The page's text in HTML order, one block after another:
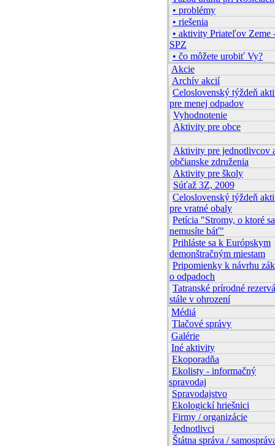
• problémy
• riešenia
• aktivity Priateľov Zeme
SPZ
• čo môžete urobiť Vy?
Akcie
Archív akcií
Celoslovenský týždeň
pre menej odpadov
Vyhodnotenie
Aktivity pre obce
Aktivity pre jednotlivcov
občianske združenia
Aktivity pre školy
Súťaž 3Z, 2009
Celoslovenský týždeň
pre vratné obaly
Petícia "Stromy, o ktoré sa
nemusíte báť"
Prihláste sa k Európskym
demonštračným miestam
Pripomienky k návrhu
o odpadoch
Tatranské prírodné
stále v ohrození
Médiá
Tlačové správy
Galérie
Iné aktivity
Ekoporadňa
Ekolisty - informačný
spravodaj
Spravodajstvo
Ekologickí hriešnici
Firmy / organizácie
Jednotlivci
Štátna správa /